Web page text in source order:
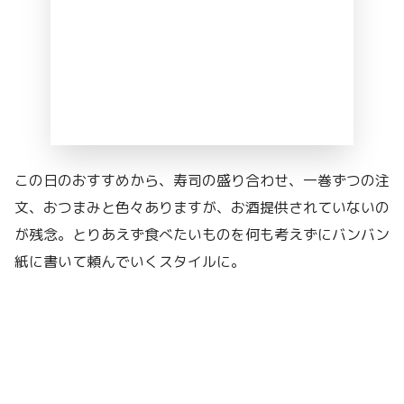
この日のおすすめから、寿司の盛り合わせ、一巻ずつの注
文、おつまみと色々ありますが、お酒提供されていないの
が残念。とりあえず食べたいものを何も考えずにバンバン
紙に書いて頼んでいくスタイルに。